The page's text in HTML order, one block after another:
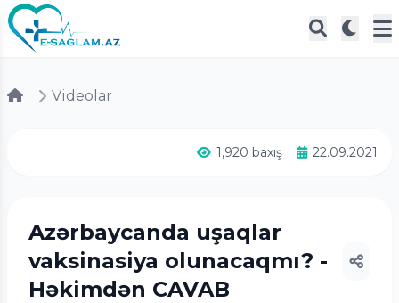
Videolar
1,920 baxış 22.09.2021
Azərbaycanda uşaqlar
vaksinasiya olunacaqmı? -
Həkimdən CAVAB